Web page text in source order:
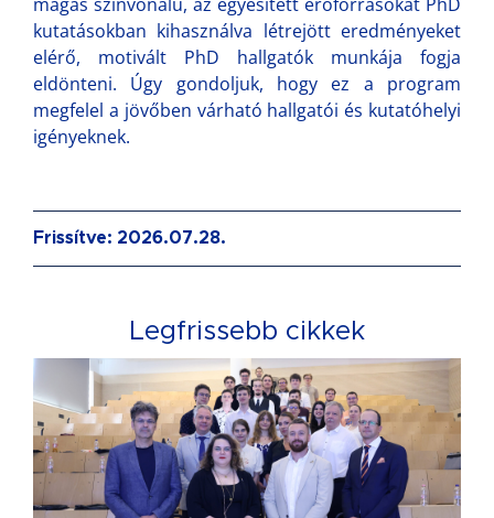
kutatásokban kihasználva létrejött eredményeket
elérő, motivált PhD hallgatók munkája fogja
eldönteni. Úgy gondoljuk, hogy ez a program
megfelel a jövőben várható hallgatói és kutatóhelyi
igényeknek.
Frissítve: 2026.07.28.
Legfrissebb cikkek